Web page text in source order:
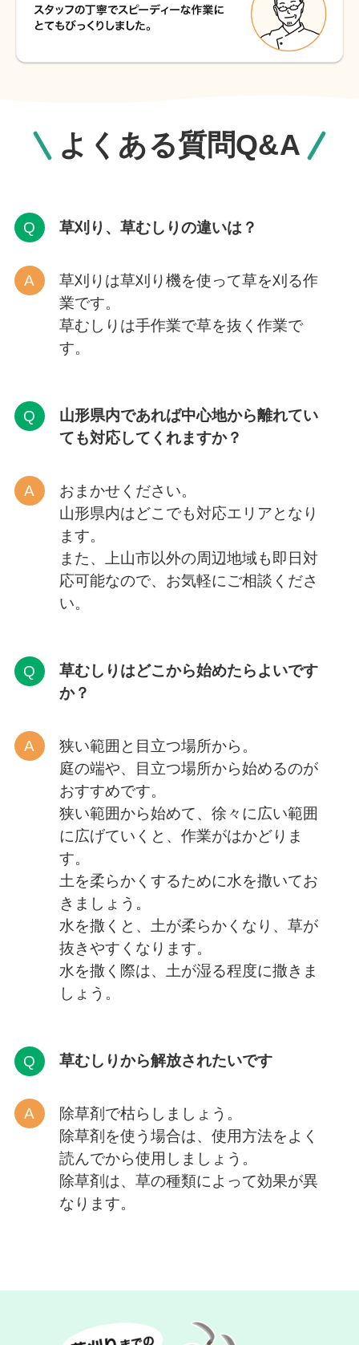
よくある質問Q&A
草刈り、草むしりの違いは？
草刈りは草刈り機を使って草を刈る作
業です。
草むしりは手作業で草を抜く作業で
す。
山形県内であれば中心地から離れてい
ても対応してくれますか？
おまかせください。
山形県内はどこでも対応エリアとなり
ます。
また、上山市以外の周辺地域も即日対
応可能なので、お気軽にご相談くださ
い。
草むしりはどこから始めたらよいです
か？
狭い範囲と目立つ場所から。
庭の端や、目立つ場所から始めるのが
おすすめです。
狭い範囲から始めて、徐々に広い範囲
に広げていくと、作業がはかどりま
す。
土を柔らかくするために水を撒いてお
きましょう。
水を撒くと、土が柔らかくなり、草が
抜きやすくなります。
水を撒く際は、土が湿る程度に撒きま
しょう。
草むしりから解放されたいです
除草剤で枯らしましょう。
除草剤を使う場合は、使用方法をよく
読んでから使用しましょう。
除草剤は、草の種類によって効果が異
なります。